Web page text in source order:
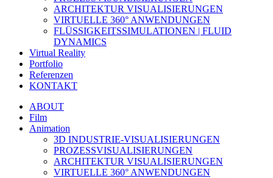
ARCHITEKTUR VISUALISIERUNGEN
VIRTUELLE 360° ANWENDUNGEN
FLÜSSIGKEITSSIMULATIONEN | FLUID
DYNAMICS
Virtual Reality
Portfolio
Referenzen
KONTAKT
ABOUT
Film
Animation
3D INDUSTRIE-VISUALISIERUNGEN
PROZESSVISUALISIERUNGEN
ARCHITEKTUR VISUALISIERUNGEN
VIRTUELLE 360° ANWENDUNGEN